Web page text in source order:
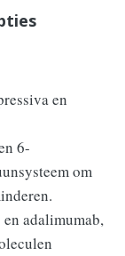
en
6-
om
adalimumab,